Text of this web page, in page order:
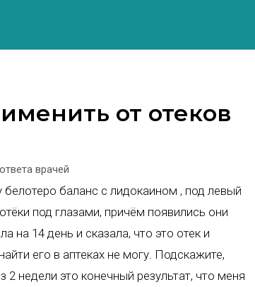
от отеков
врачей
баланс с лидокаином , под левый
под глазами, причём появились они
на 14 день и сказала, что это отек и
его в аптеках не могу. Подскажите,
недели это конечный результат, что меня